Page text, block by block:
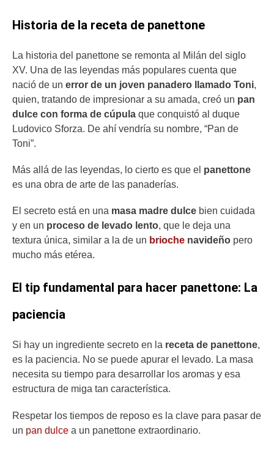
Historia de la receta de panettone
La historia del panettone se remonta al Milán del siglo
XV. Una de las leyendas más populares cuenta que
nació de un error de un joven panadero llamado Toni,
quien, tratando de impresionar a su amada, creó un pan
dulce con forma de cúpula que conquistó al duque
Ludovico Sforza. De ahí vendría su nombre, “Pan de
Toni”.
Más allá de las leyendas, lo cierto es que el panettone
es una obra de arte de las panaderías.
El secreto está en una masa madre dulce bien cuidada
y en un proceso de levado lento, que le deja una
textura única, similar a la de un brioche navideño pero
mucho más etérea.
El tip fundamental para hacer panettone: La
paciencia
Si hay un ingrediente secreto en la receta de panettone,
es la paciencia. No se puede apurar el levado. La masa
necesita su tiempo para desarrollar los aromas y esa
estructura de miga tan característica.
Respetar los tiempos de reposo es la clave para pasar de
un pan dulce a un panettone extraordinario.